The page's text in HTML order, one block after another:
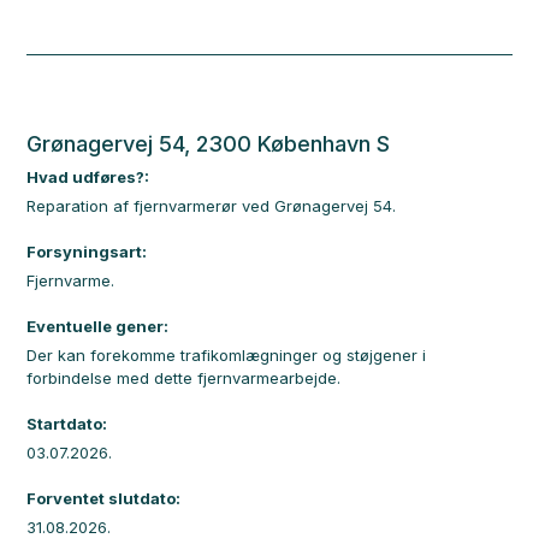
Grønagervej 54, 2300 København S
Hvad udføres?:
Reparation af fjernvarmerør ved Grønagervej 54.
Forsyningsart:
Fjernvarme.
Eventuelle gener:
Der kan forekomme trafikomlægninger og støjgener i
forbindelse med dette fjernvarmearbejde.
Startdato:
03.07.2026.
Forventet slutdato:
31.08.2026.